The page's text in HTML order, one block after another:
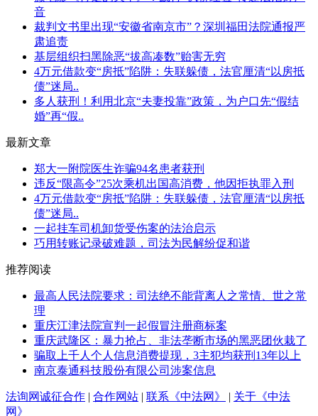
音
裁判文书里出现“安徽省南京市”？深圳福田法院通报严
肃追责
基层组织扫黑除恶“拔高凑数”贻害无穷
4万元借款变“房抵”陷阱：失联躲债，法官厘清“以房抵
债”迷局..
多人获刑！利用北京“夫妻投靠”政策，为户口先“假结
婚”再“假..
最新文章
郑大一附院医生诈骗94名患者获刑
违反“限高令”25次乘机出国高消费，他因拒执罪入刑
4万元借款变“房抵”陷阱：失联躲债，法官厘清“以房抵
债”迷局..
一起挂车司机卸货受伤案的法治启示​
巧用转账记录破难题，司法为民解纷促和谐
推荐阅读
最高人民法院要求：司法绝不能背离人之常情、世之常
理
重庆江津法院宣判一起假冒注册商标案
重庆武隆区：暴力抢占、非法垄断市场的黑恶团伙栽了
骗取上千人个人信息消费提现，3主犯均获刑13年以上
南京泰通科技股份有限公司涉案信息
法询网诚征合作 | 合作网站 | 联系《中法网》 | 关于《中法
网》